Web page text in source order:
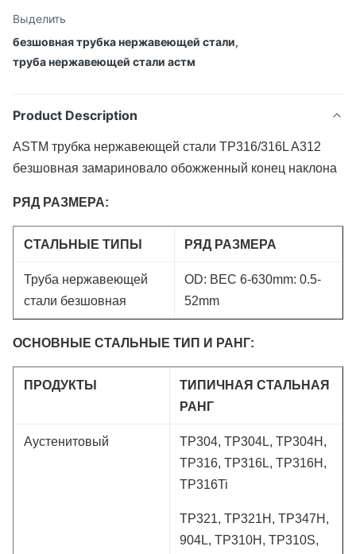
Выделить
безшовная трубка нержавеющей стали,
труба нержавеющей стали астм
Product Description
ASTM трубка нержавеющей стали TP316/316L A312
безшовная замариновало обожженный конец наклона
РЯД РАЗМЕРА:
СТАЛЬНЫЕ ТИПЫ РЯД РАЗМЕРА
Труба нержавеющей
стали безшовная
OD: ВЕС 6-630mm: 0.5-
52mm
ОСНОВНЫЕ СТАЛЬНЫЕ ТИП И РАНГ:
ПРОДУКТЫ
ТИПИЧНАЯ СТАЛЬНАЯ
РАНГ
Аустенитовый
TP304, TP304L, TP304H,
TP316, TP316L, TP316H,
TP316Ti
TP321, TP321H, TP347H,
904L, TP310H, TP310S,